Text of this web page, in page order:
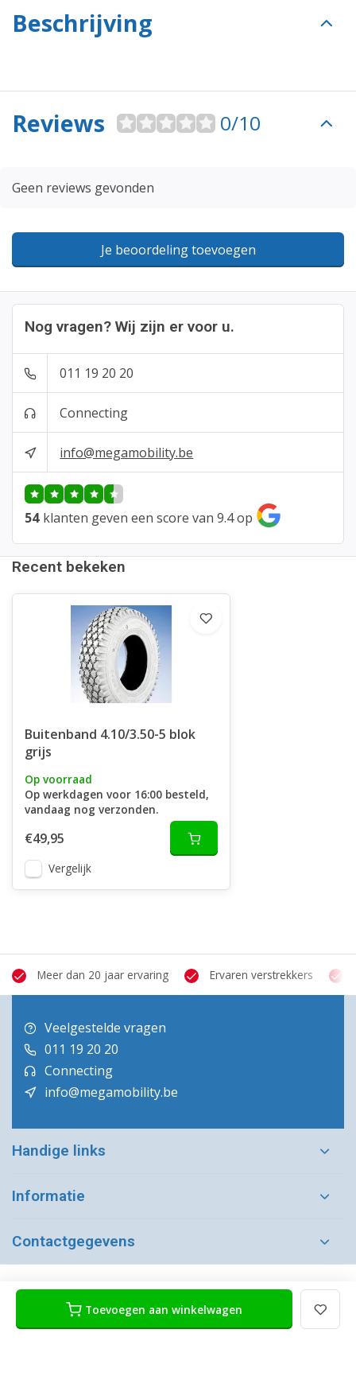
Toevoegen aan winkelwagen
Beschrijving
Nog vragen? Wij zijn er voor u.
011 19 20 20
Connecting
info@megamobility.be
54 klanten geven een score van 9.4 op
Reviews 0/10
Geen reviews gevonden
Je beoordeling toevoegen
Recent bekeken
Buitenband 4.10/3.50-5 blok
grijs
Op voorraad
Op werkdagen voor 16:00 besteld,
vandaag nog verzonden.
€49,95
Vergelijk
Meer dan 20 jaar ervaring Ervaren verstrekkers
Veelgestelde vragen
011 19 20 20
Connecting
info@megamobility.be
Handige links
Informatie
Contactgegevens
Algemene voorwaarden Disclaimer Privacy Policy Sitemap